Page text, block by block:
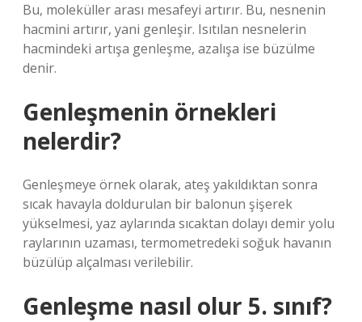
Bu, moleküller arası mesafeyi artırır. Bu, nesnenin
hacmini artırır, yani genleşir. Isıtılan nesnelerin
hacmindeki artışa genleşme, azalışa ise büzülme
denir.
Genleşmenin örnekleri
nelerdir?
Genleşmeye örnek olarak, ateş yakıldıktan sonra
sıcak havayla doldurulan bir balonun şişerek
yükselmesi, yaz aylarında sıcaktan dolayı demir yolu
raylarının uzaması, termometredeki soğuk havanın
büzülüp alçalması verilebilir.
Genleşme nasıl olur 5. sınıf?